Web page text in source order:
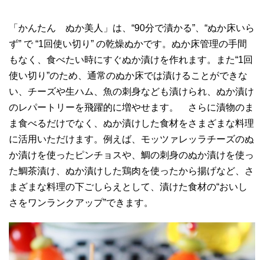
「かんたん ぬか美人」は、“90分で漬かる”、“ぬか床いら
ず” で “1回使い切り” の乾燥ぬかです。ぬか床管理の手間
もなく、食べたい時にすぐぬか漬けを作れます。また“1回
使い切り”のため、通常のぬか床では漬けることができな
い、チーズや生ハム、魚の刺身なども漬けられ、ぬか漬け
のレパートリーを飛躍的に増やせます。 さらに漬物のま
ま食べるだけでなく、ぬか漬けした食材をさまざまな料理
に活用いただけます。例えば、モッツァレッラチーズのぬ
か漬けを使ったピンチョスや、鯛の刺身のぬか漬けを使っ
た鯛茶漬け、ぬか漬けした鶏肉を使ったから揚げなど、さ
まざまな料理の下ごしらえとして、漬けた食材の“おいし
さをワンランクアップ”できます。